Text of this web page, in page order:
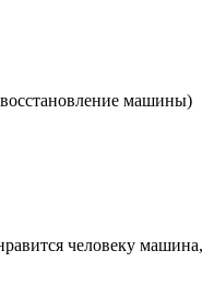
машины)
человеку машина,